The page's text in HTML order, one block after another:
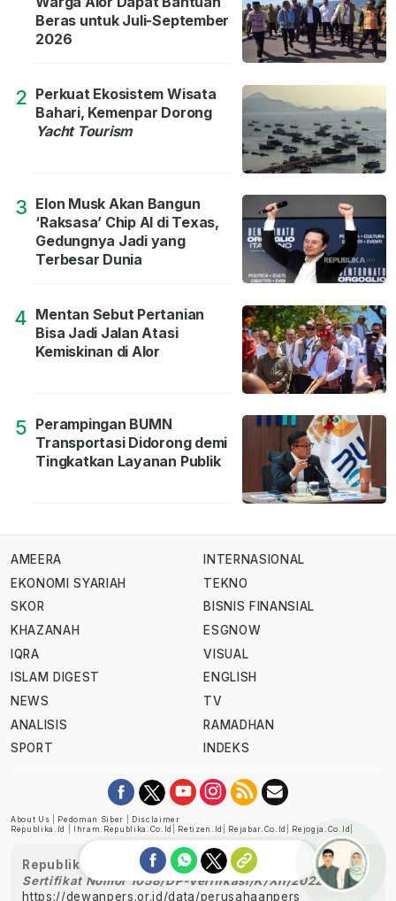
Beras untuk Juli-September
2026
2 Perkuat Ekosistem Wisata
Bahari, Kemenpar Dorong
Yacht Tourism
3 Elon Musk Akan Bangun
‘Raksasa’ Chip AI di Texas,
Gedungnya Jadi yang
Terbesar Dunia
4 Mentan Sebut Pertanian
Bisa Jadi Jalan Atasi
Kemiskinan di Alor
5 Perampingan BUMN
Transportasi Didorong demi
Tingkatkan Layanan Publik
AMEERA
EKONOMI SYARIAH
SKOR
KHAZANAH
IQRA
ISLAM DIGEST
NEWS
ANALISIS
SPORT
INTERNASIONAL
TEKNO
BISNIS FINANSIAL
ESGNOW
VISUAL
ENGLISH
TV
RAMADHAN
INDEKS
About Us Pedoman Siber
Disclaimer
Republika.id
Ihram.republika.co.id Retizen.id Rejabar.co.id Rejogja.co.id
Republika telah diverifikasi oleh Dewan Pers
Sertifikat Nomor 1058/DP-Verifikasi/K/XII/2022
https://dewanpers.or.id/data/perusahaanpers